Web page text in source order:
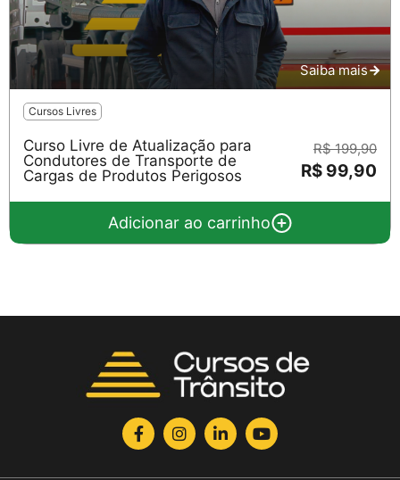
Saiba mais
Cursos Livres
Curso Livre de Atualização para
Condutores de Transporte de
Cargas de Produtos Perigosos
R$ 199,90
R$ 99,90
Adicionar ao carrinho